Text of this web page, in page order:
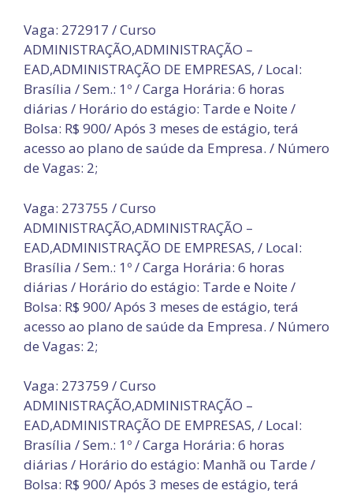
Vaga: 272917 / Curso
ADMINISTRAÇÃO,ADMINISTRAÇÃO –
EAD,ADMINISTRAÇÃO DE EMPRESAS, / Local:
Brasília / Sem.: 1º / Carga Horária: 6 horas
diárias / Horário do estágio: Tarde e Noite /
Bolsa: R$ 900/ Após 3 meses de estágio, terá
acesso ao plano de saúde da Empresa. / Número
de Vagas: 2;
Vaga: 273755 / Curso
ADMINISTRAÇÃO,ADMINISTRAÇÃO –
EAD,ADMINISTRAÇÃO DE EMPRESAS, / Local:
Brasília / Sem.: 1º / Carga Horária: 6 horas
diárias / Horário do estágio: Tarde e Noite /
Bolsa: R$ 900/ Após 3 meses de estágio, terá
acesso ao plano de saúde da Empresa. / Número
de Vagas: 2;
Vaga: 273759 / Curso
ADMINISTRAÇÃO,ADMINISTRAÇÃO –
EAD,ADMINISTRAÇÃO DE EMPRESAS, / Local:
Brasília / Sem.: 1º / Carga Horária: 6 horas
diárias / Horário do estágio: Manhã ou Tarde /
Bolsa: R$ 900/ Após 3 meses de estágio, terá